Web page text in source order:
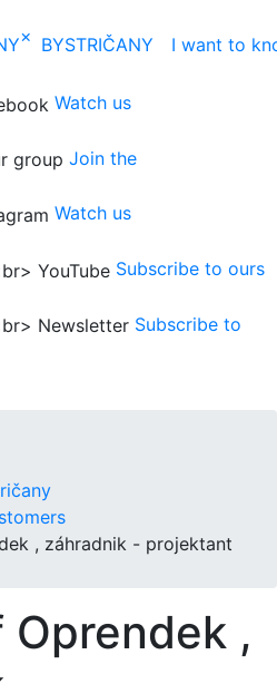
× BYSTRIČANY I want to
Watch us
Join the
Watch us
Subscribe to ours
Subscribe to
, záhradnik - projektant
Oprendek ,